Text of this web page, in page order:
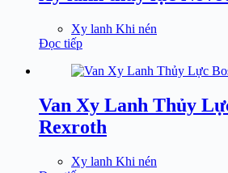
Xy lanh Khi nén
Đọc tiếp
Van Xy Lanh Thủy
Rexroth
Xy lanh Khi nén